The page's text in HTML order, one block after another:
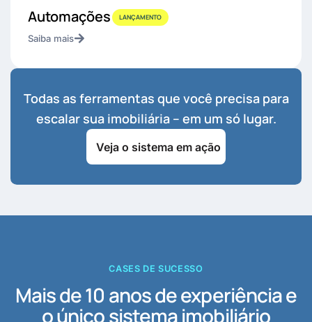
Automações LANÇAMENTO
Saiba mais
Todas as ferramentas que você precisa para
escalar sua imobiliária – em um só lugar.
Veja o sistema em ação
CASES DE SUCESSO
Mais de 10 anos de experiência e
o único sistema imobiliário